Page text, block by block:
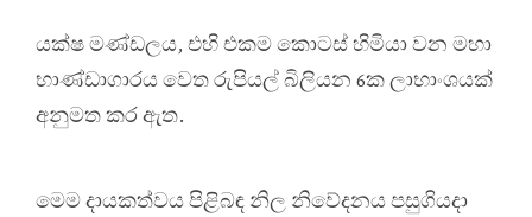
යක්ෂ මණ්ඩලය, එහි එකම කොටස් හිමියා වන මහා
භාණ්ඩාගාරය වෙත රුපියල් බිලියන 6ක ලාභාංශයක්
අනුමත කර ඇත.
මෙම දායකත්වය පිළිබඳ නිල නිවේදනය පසුගියදා